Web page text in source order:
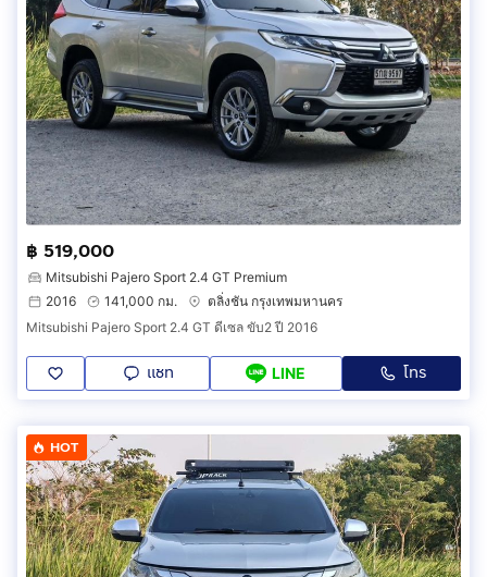
฿ 519,000
Mitsubishi Pajero Sport 2.4 GT Premium
2016
141,000 กม.
ตลิ่งชัน กรุงเทพมหานคร
Mitsubishi Pajero Sport 2.4 GT ดีเซล ขับ2 ปี 2016
แชท LINE โทร
HOT